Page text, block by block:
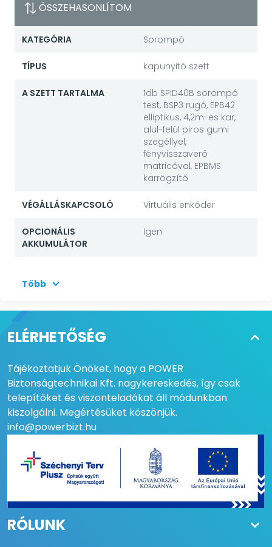
ÖSSZEHASONLÍTOM
KATEGÓRIA Sorompó
TÍPUS kapunyitó szett
A SZETT TARTALMA
1db SPID40B sorompó
test, BSP3 rugó, EPB42
elliptikus, 4,2m-es kar,
alul-felül piros gumi
szegéllyel,
fényvisszaverő
matricával, EPBMS
karrögzítő
VÉGÁLLÁSKAPCSOLÓ Virtuális enkóder
OPCIONÁLIS
AKKUMULÁTOR
Igen
nyitás, fotocella, hold-to
VEZÉRLŐ KIMENETEK
elektromos zár, nyiva
figyelmeztetés lámpa,
kapunyitás
figyelmeztető lámpa,
térvilágítás, 230Vac
konfigurálható kimenet,
karvilágítás
MOBIL APPLIKÁCIÓ Igen
OPCIONÁLIS
SOROMPÓKAR
VILÁGÍTÁS
igen
Több
ELÉRHETŐSÉG
Tájékoztatjuk Önöket, hogy a POWER
Biztonságtechnikai Kft. nagykereskedés, így csak
telepítőket és viszonteladókat áll módunkban
kiszolgálni. Megértésüket köszönjük.
info@powerbizt.hu
RÓLUNK